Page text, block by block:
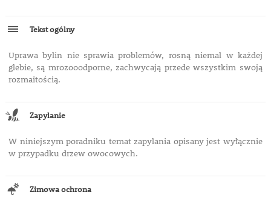
Tekst ogólny
Uprawa bylin nie sprawia problemów, rosną niemal w każdej
glebie, są mrozooodporne, zachwycają przede wszystkim swoją
rozmaitością.
Zapylanie
W niniejszym poradniku temat zapylania opisany jest wyłącznie
w przypadku drzew owocowych.
Zimowa ochrona